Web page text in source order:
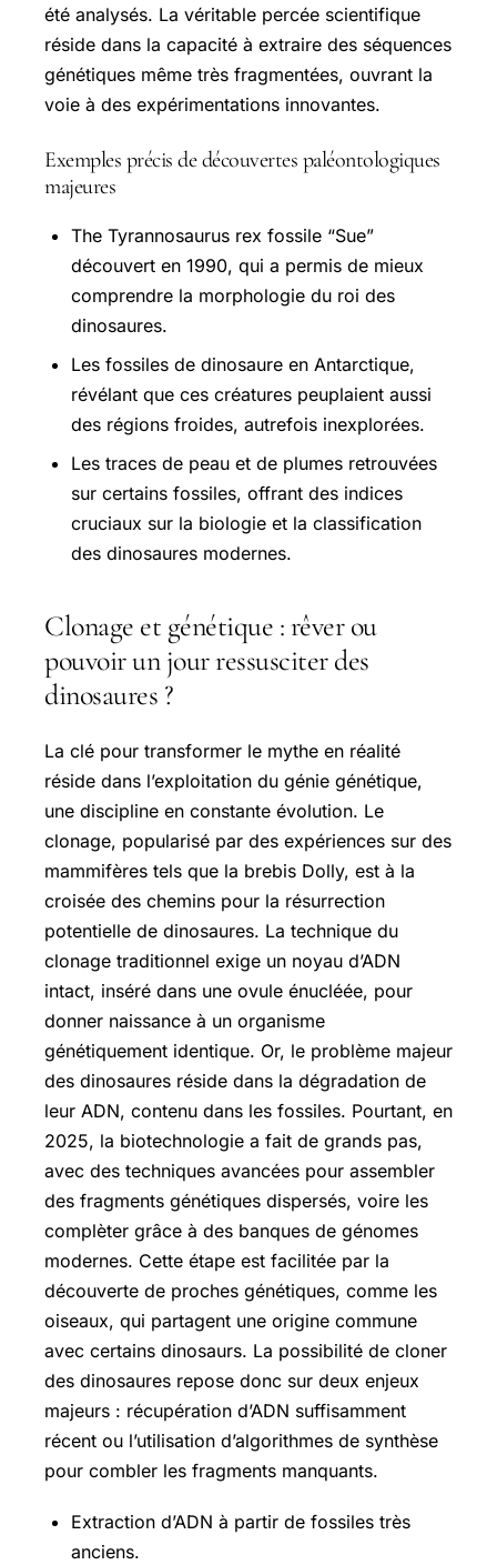
été analysés. La véritable percée scientifique
réside dans la capacité à extraire des séquences
génétiques même très fragmentées, ouvrant la
voie à des expérimentations innovantes.
Exemples précis de découvertes paléontologiques
majeures
The Tyrannosaurus rex fossile “Sue”
découvert en 1990, qui a permis de mieux
comprendre la morphologie du roi des
dinosaures.
Les fossiles de dinosaure en Antarctique,
révélant que ces créatures peuplaient aussi
des régions froides, autrefois inexplorées.
Les traces de peau et de plumes retrouvées
sur certains fossiles, offrant des indices
cruciaux sur la biologie et la classification
des dinosaures modernes.
Clonage et génétique : rêver ou
pouvoir un jour ressusciter des
dinosaures ?
La clé pour transformer le mythe en réalité
réside dans l’exploitation du génie génétique,
une discipline en constante évolution. Le
clonage, popularisé par des expériences sur des
mammifères tels que la brebis Dolly, est à la
croisée des chemins pour la résurrection
potentielle de dinosaures. La technique du
clonage traditionnel exige un noyau d’ADN
intact, inséré dans une ovule énucléée, pour
donner naissance à un organisme
génétiquement identique. Or, le problème majeur
des dinosaures réside dans la dégradation de
leur ADN, contenu dans les fossiles. Pourtant, en
2025, la biotechnologie a fait de grands pas,
avec des techniques avancées pour assembler
des fragments génétiques dispersés, voire les
complèter grâce à des banques de génomes
modernes. Cette étape est facilitée par la
découverte de proches génétiques, comme les
oiseaux, qui partagent une origine commune
avec certains dinosaurs. La possibilité de cloner
des dinosaures repose donc sur deux enjeux
majeurs : récupération d’ADN suffisamment
récent ou l’utilisation d’algorithmes de synthèse
pour combler les fragments manquants.
Extraction d’ADN à partir de fossiles très
anciens.